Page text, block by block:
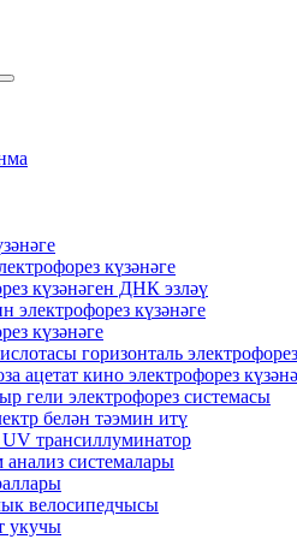
күзәнәге
күзәнәген ДНК эзләү
электрофорез күзәнәге
күзәнәге
горизонталь
ацетат кино электрофорез
гели электрофорез системасы
белән тәэмин итү
трансиллуминатор
анализ системалары
велосипедчысы
укучы